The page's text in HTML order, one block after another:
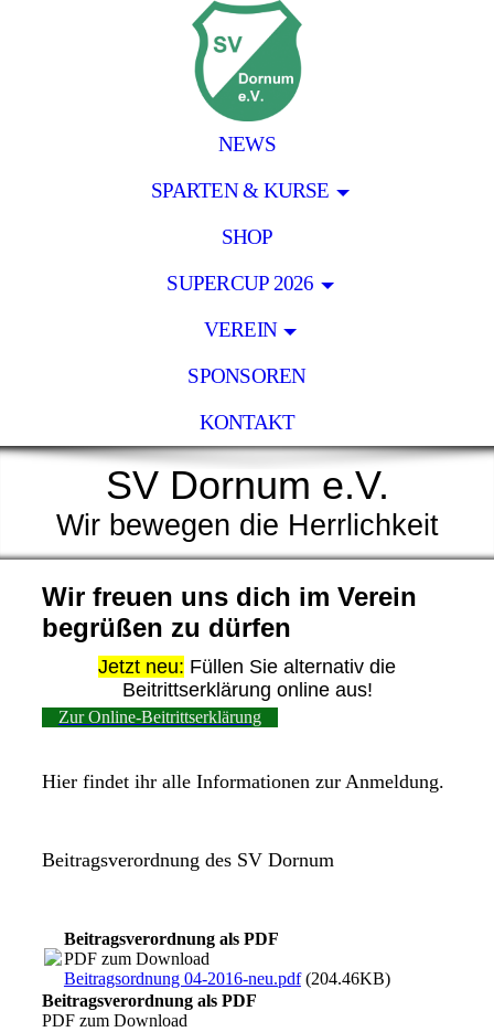
NEWS
SPARTEN & KURSE
SHOP
SUPERCUP 2026
VEREIN
SPONSOREN
KONTAKT
SV Dornum e.V.
Wir bewegen die Herrlichkeit
Wir freuen uns dich im Verein
begrüßen zu dürfen
Jetzt neu: Füllen Sie alternativ die
Beitrittserklärung online aus!
Zur Online-Beitrittserklärung
Hier findet ihr alle Informationen zur Anmeldung.
Beitragsverordnung des SV Dornum
Beitragsverordnung als PDF
PDF zum Download
Beitragsordnung 04-2016-neu.pdf(204.46KB)
Beitragsverordnung als PDF
PDF zum Download